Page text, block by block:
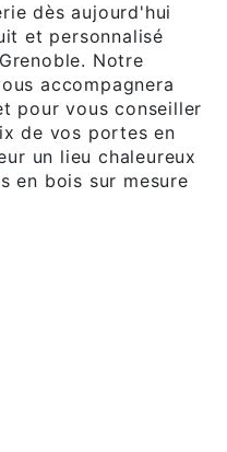
dès aujourd'hui
et personnalisé
Notre
accompagnera
pour vous conseiller
de vos portes en
un lieu chaleureux
en bois sur mesure